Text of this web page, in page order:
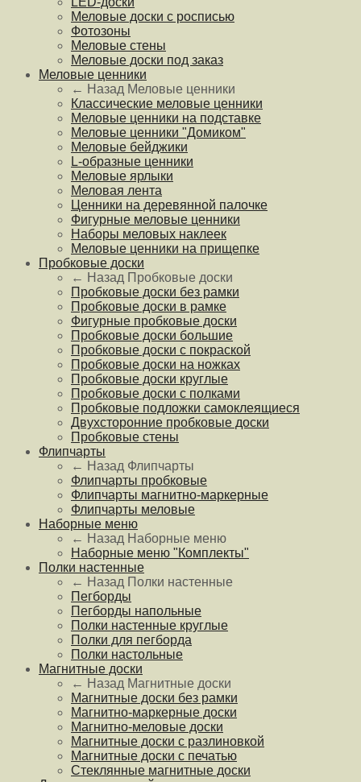
Меловые доски с росписью
Фотозоны
Меловые стены
Меловые доски под заказ
Меловые ценники
← Назад Меловые ценники
Классические меловые ценники
Меловые ценники на подставке
Меловые ценники "Домиком"
Меловые бейджики
L-образные ценники
Меловые ярлыки
Меловая лента
Ценники на деревянной палочке
Фигурные меловые ценники
Наборы меловых наклеек
Меловые ценники на прищепке
Пробковые доски
← Назад Пробковые доски
Пробковые доски без рамки
Пробковые доски в рамке
Фигурные пробковые доски
Пробковые доски большие
Пробковые доски с покраской
Пробковые доски на ножках
Пробковые доски круглые
Пробковые доски с полками
Пробковые подложки самоклеящиеся
Двухсторонние пробковые доски
Пробковые стены
Флипчарты
← Назад Флипчарты
Флипчарты пробковые
Флипчарты магнитно-маркерные
Флипчарты меловые
Наборные меню
← Назад Наборные меню
Наборные меню "Комплекты"
Полки настенные
← Назад Полки настенные
Пегборды
Пегборды напольные
Полки настенные круглые
Полки для пегборда
Полки настольные
Магнитные доски
← Назад Магнитные доски
Магнитные доски без рамки
Магнитно-маркерные доски
Магнитно-меловые доски
Магнитные доски с разлиновкой
Магнитные доски с печатью
Стеклянные магнитные доски